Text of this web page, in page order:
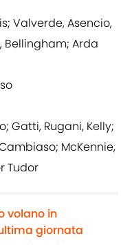
Valverde, Asencio,
Bellingham; Arda
Gatti, Rugani, Kelly;
McKennie,
Tudor
volano in
giornata